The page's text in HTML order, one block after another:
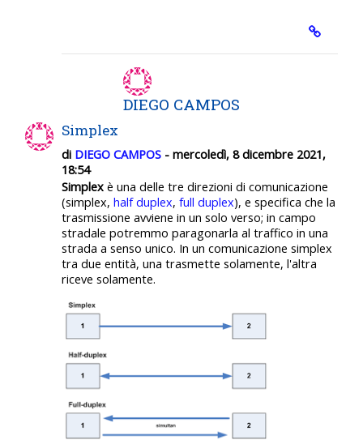
DIEGO CAMPOS
Simplex
di DIEGO CAMPOS - mercoledì, 8 dicembre 2021,
18:54
Simplex è una delle tre direzioni di comunicazione
(simplex, half duplex, full duplex), e specifica che la
trasmissione avviene in un solo verso; in campo
stradale potremmo paragonarla al traffico in una
strada a senso unico. In un comunicazione simplex
tra due entità, una trasmette solamente, l'altra
riceve solamente.